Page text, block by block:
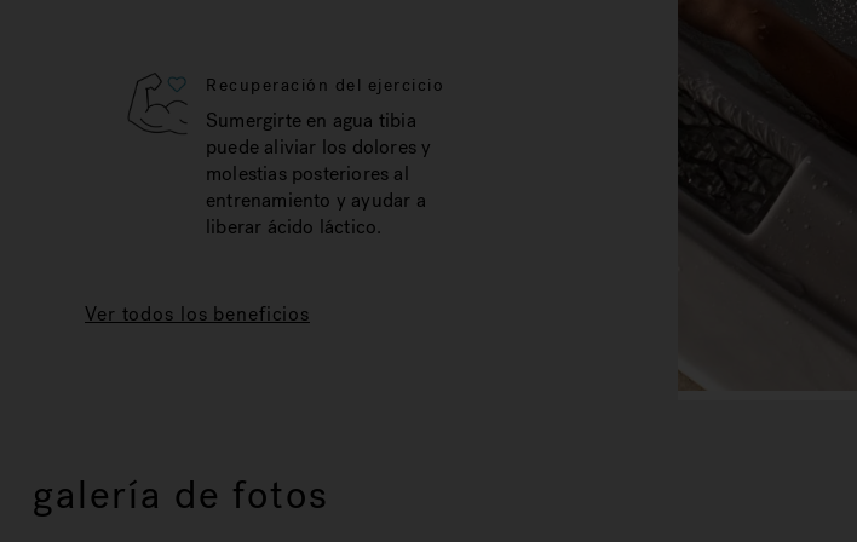
Recuperación del ejercicio
Sumergirte en agua tibia
puede aliviar los dolores y
molestias posteriores al
entrenamiento y ayudar a
liberar ácido láctico.
Ver todos los beneficios
galería de fotos